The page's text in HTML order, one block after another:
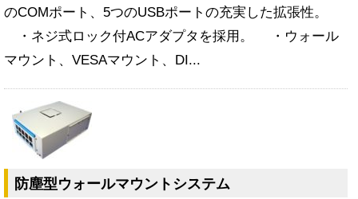
のCOMポート、5つのUSBポートの充実した拡張性。
・ネジ式ロック付ACアダプタを採用。 ・ウォール
マウント、VESAマウント、DI...
防塵型ウォールマウントシステム